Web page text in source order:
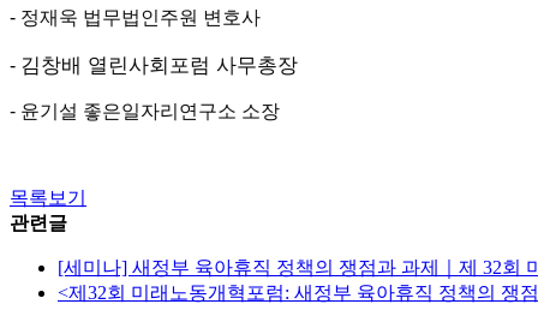
- 정재욱 법무법인주원 변호사
- 김창배 열린사회포럼 사무총장
- 윤기설 좋은일자리연구소 소장
목록보기
관련글
[세미나] 새정부 육아휴직 정책의 쟁점과 과제｜제 32회
<제32회 미래노동개혁포럼: 새정부 육아휴직 정책의 쟁